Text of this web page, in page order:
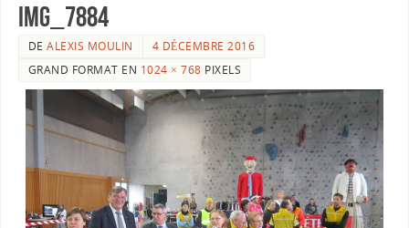
img_7884
DEALEXIS MOULIN
4 DÉCEMBRE 2016
GRAND FORMAT EN 1024 × 768 PIXELS